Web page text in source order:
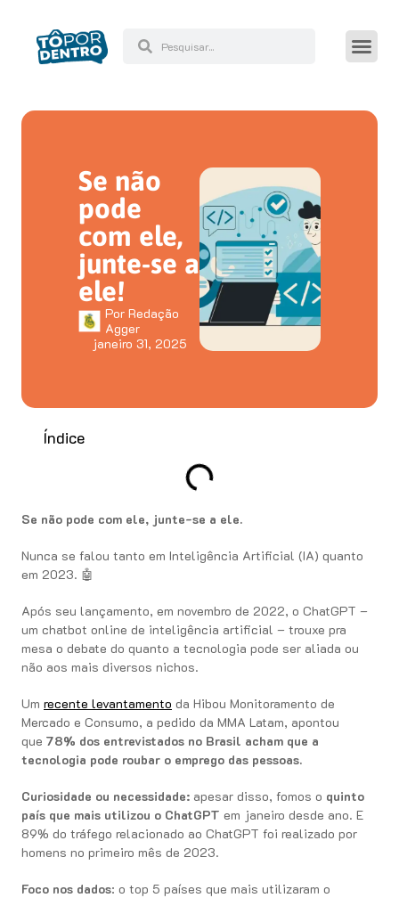
Se não
pode
com ele,
junte-se a
ele!
Por Redação
Agger
janeiro 31, 2025
Índice
Se não pode com ele, junte-se a ele.
Nunca se falou tanto em Inteligência Artificial (IA) quanto
em 2023. 🤖
Após seu lançamento, em novembro de 2022, o ChatGPT –
um chatbot online de inteligência artificial – trouxe pra
mesa o debate do quanto a tecnologia pode ser aliada ou
não aos mais diversos nichos.
Um recente levantamento da Hibou Monitoramento de
Mercado e Consumo, a pedido da MMA Latam, apontou
que 78% dos entrevistados no Brasil acham que a
tecnologia pode roubar o emprego das pessoas.
Curiosidade ou necessidade: apesar disso, fomos o quinto
país que mais utilizou o ChatGPT em janeiro desde ano. E
89% do tráfego relacionado ao ChatGPT foi realizado por
homens no primeiro mês de 2023.
Foco nos dados: o top 5 países que mais utilizaram o